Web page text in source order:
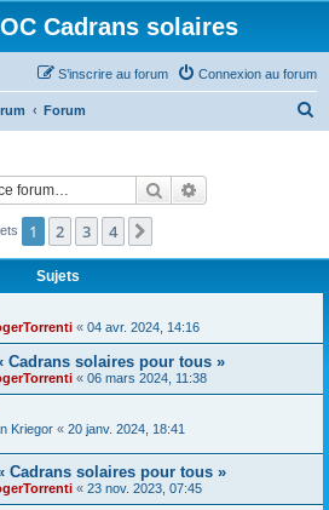
Cadrans solaires
Connexion au forum
S’inscrire au forum
Forum
e
Rechercher
1 2 3 4
Sujets
« 04 avr. 2024, 14:16
Cadrans solaires pour tous »
« 06 mars 2024, 11:38
Kriegor « 20 janv. 2024, 18:41
Cadrans solaires pour tous »
« 23 nov. 2023, 07:45